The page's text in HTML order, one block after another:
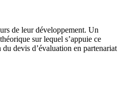
de leur développement. Un
sur lequel s’appuie ce
devis d’évaluation en partenariat